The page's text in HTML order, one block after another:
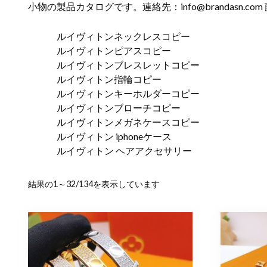
小物の製品カタログです。連絡先： info@brandasn.com
ルイヴィトンネックレスコピー
ルイヴィトンピアスコピー
ルイヴィトンブレスレットコピー
ルイヴィトン指輪コピー
ルイヴィトンキーホルダーコピー
ルイヴィトンブローチコピー
ルイヴィトンメガネケースコピー
ルイヴィトン iphoneケース
ルイヴィトン ヘアアクセサリー
結果の1～32/134を表示しています
い